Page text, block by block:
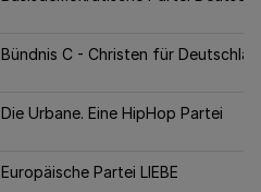
Bündnis C - Christen für
Die Urbane. Eine HipHop Partei
Europäische Partei LIEBE